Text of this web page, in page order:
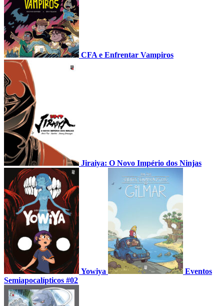
CFA e Enfrentar Vampiros
Jiraiya: O Novo Império dos Ninjas
Yowiya
Eventos
Semiapocalípticos #02